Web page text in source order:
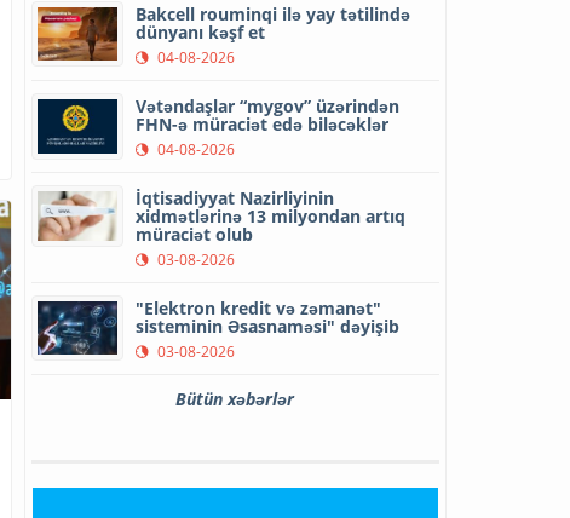
Bakcell rouminqi ilə yay tətilində
dünyanı kəşf et
04-08-2026
Vətəndaşlar “mygov” üzərindən
FHN-ə müraciət edə biləcəklər
04-08-2026
İqtisadiyyat Nazirliyinin
xidmətlərinə 13 milyondan artıq
müraciət olub
03-08-2026
"Elektron kredit və zəmanət"
sisteminin Əsasnaməsi" dəyişib
03-08-2026
Bütün xəbərlər